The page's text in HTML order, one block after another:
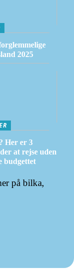
2025
Her er 3
at rejse uden
budgettet
på bilka,